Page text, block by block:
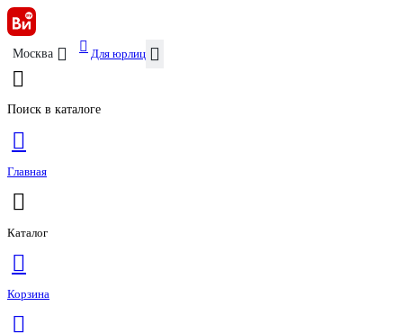
Москва Для юрлиц
Поиск в каталоге
Главная
Каталог
Корзина